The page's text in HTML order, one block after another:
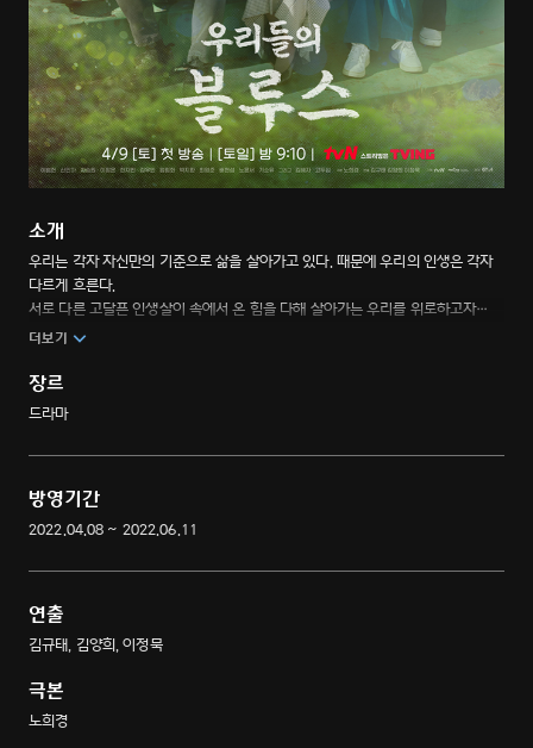
소개
우리는 각자 자신만의 기준으로 삶을 살아가고 있다. 때문에 우리의 인생은 각자
다르게 흐른다.
서로 다른 고달픈 인생살이 속에서 온 힘을 다해 살아가는 우리를 위로하고자
선보이는 14명의 달콤하고도 떫은 인생 이야기. 재밌고도 뭉클한, 마음속 깊은
더보기
장르
드라마
방영기간
2022.04.08 ~ 2022.06.11
연출
김규태, 김양희, 이정묵
극본
노희경